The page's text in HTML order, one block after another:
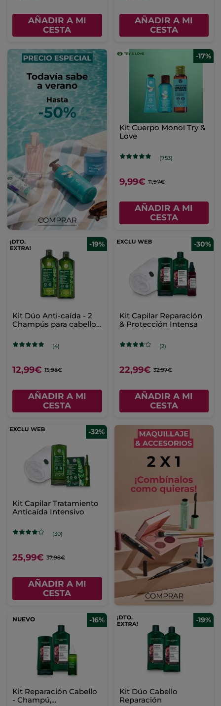
AÑADIR A MI
CESTA
AÑADIR A MI
CESTA
-17%
Kit Cuerpo Monoï Try &
Love
(753)
9,99€ 11,97€
AÑADIR A MI
CESTA
-19%
Kit Dúo Anti-caída - 2
Champús para cabello
(4)
12,99€ 15,98€
AÑADIR A MI
CESTA
-30%
Kit Capilar Reparación
& Protección Intensa
(2)
22,99€ 32,97€
AÑADIR A MI
CESTA
-32%
Kit Capilar Tratamiento
Anticaída Intensivo
(30)
25,99€ 37,98€
AÑADIR A MI
CESTA
NUEVO -16%
Kit Reparación Cabello
- Champú,
-19%
Kit Dúo Cabello
Reparación